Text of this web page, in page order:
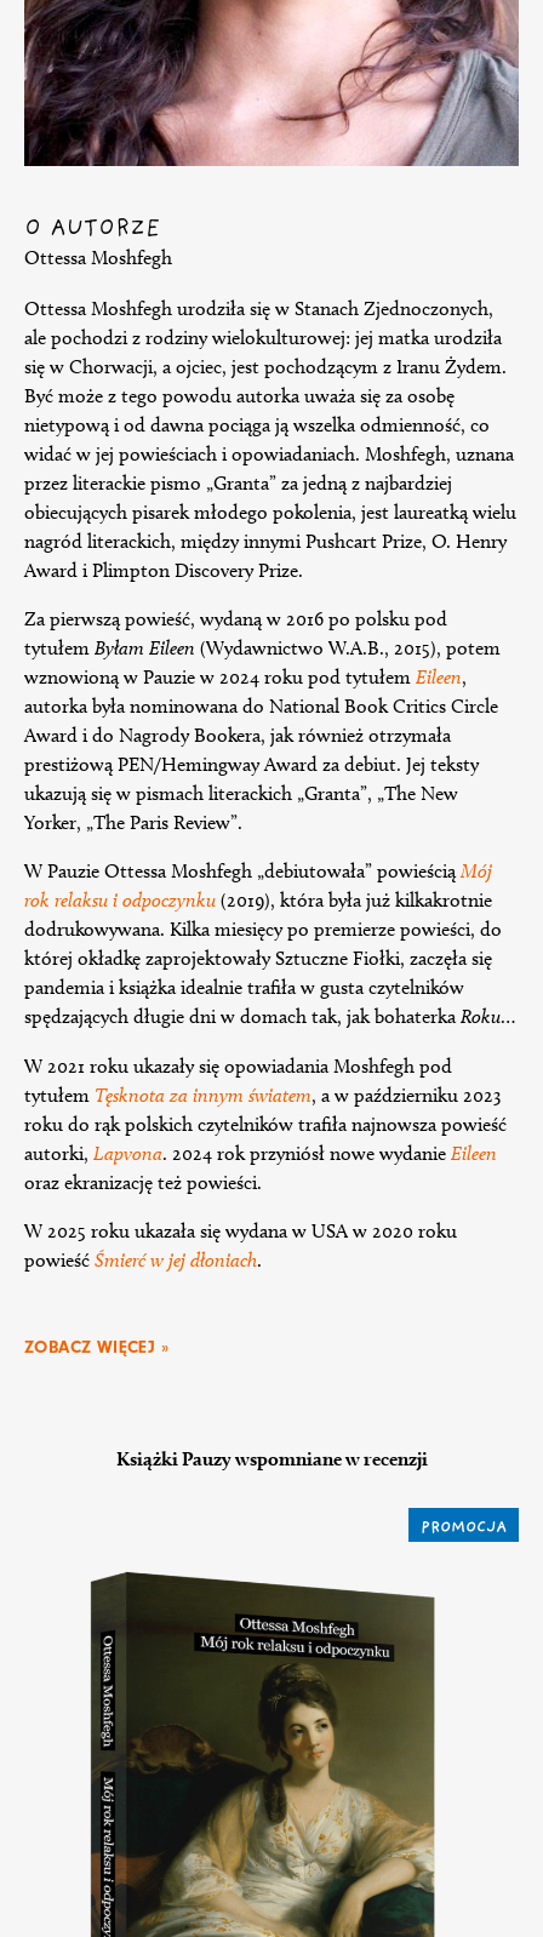
O AUTORZE
Ottessa Moshfegh
Ottessa Moshfegh urodziła się w Stanach Zjednoczonych,
ale pochodzi z rodziny wielokulturowej: jej matka urodziła
się w Chorwacji, a ojciec, jest pochodzącym z Iranu Żydem.
Być może z tego powodu autorka uważa się za osobę
nietypową i od dawna pociąga ją wszelka odmienność, co
widać w jej powieściach i opowiadaniach. Moshfegh, uznana
przez literackie pismo „Granta” za jedną z najbardziej
obiecujących pisarek młodego pokolenia, jest laureatką wielu
nagród literackich, między innymi Pushcart Prize, O. Henry
Award i Plimpton Discovery Prize.
Za pierwszą powieść, wydaną w 2016 po polsku pod
tytułem Byłam Eileen (Wydawnictwo W.A.B., 2015), potem
wznowioną w Pauzie w 2024 roku pod tytułem Eileen,
autorka była nominowana do National Book Critics Circle
Award i do Nagrody Bookera, jak również otrzymała
prestiżową PEN/Hemingway Award za debiut. Jej teksty
ukazują się w pismach literackich „Granta”, „The New
Yorker, „The Paris Review”.
W Pauzie Ottessa Moshfegh „debiutowała” powieściąMój
rok relaksu i odpoczynku (2019), która była już kilkakrotnie
dodrukowywana. Kilka miesięcy po premierze powieści, do
której okładkę zaprojektowały Sztuczne Fiołki, zaczęła się
pandemia i książka idealnie trafiła w gusta czytelników
spędzających długie dni w domach tak, jak bohaterkaRoku…
W 2021 roku ukazały się opowiadania Moshfegh pod
tytułem Tęsknota za innym światem, a w październiku 2023
roku do rąk polskich czytelników trafiła najnowsza powieść
autorki, Lapvona. 2024 rok przyniósł nowe wydanie Eileen
oraz ekranizację też powieści.
W 2025 roku ukazała się wydana w USA w 2020 roku
powieść Śmierć w jej dłoniach.
ZOBACZ WIĘCEJ »
Książki Pauzy wspomniane w recenzji
PROMOCJA